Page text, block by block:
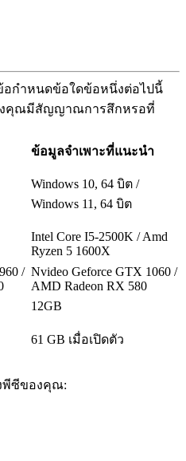
กำหนดข้อใดข้อหนึ่งต่อไปนี้
งคุณมีสัญญาณการสึกหรอที่
ข้อมูลจำเพาะที่แนะนำ
Windows 10, 64 บิต /
Windows 11, 64 บิต
Intel Core I5-2500K / Amd
Ryzen 5 1600X
/ Nvideo Geforce GTX 1060 /
AMD Radeon RX 580
12GB
61 GB เมื่อเปิดตัว
พีซีของคุณ: